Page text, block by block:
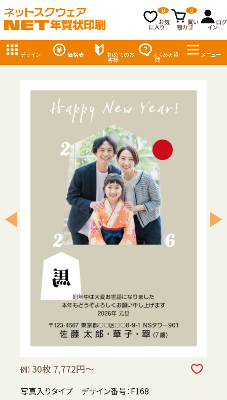
お気
に入り
0
買い
物カゴ
0
ログ
イン
デザイン 価格表 初めてのお
客様
よくある質
問
メニュー
例） 30枚 7,772円～
写真入りタイプ デザイン番号：F168